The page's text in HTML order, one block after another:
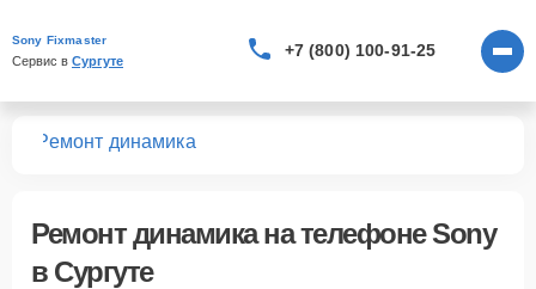
Sony Fixmaster
Сервис в Сургуте
+7 (800) 100-91-25
Ремонт динамика
Ремонт динамикана телефоне Sony
в Сургуте